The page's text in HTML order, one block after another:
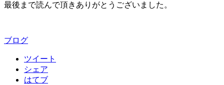
最後まで読んで頂きありがとうございました。
ブログ
ツイート
シェア
はてブ